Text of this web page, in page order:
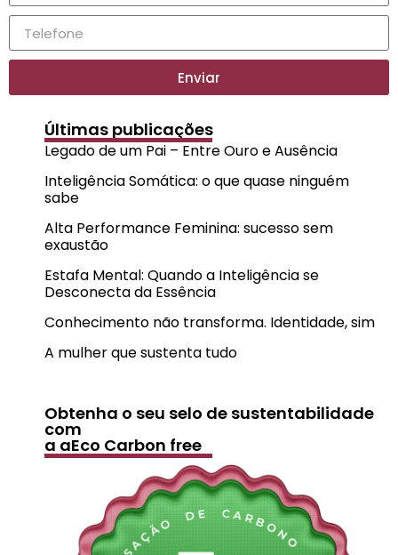
Enviar
Últimas publicações
Legado de um Pai – Entre Ouro e Ausência
Inteligência Somática: o que quase ninguém
sabe
Alta Performance Feminina: sucesso sem
exaustão
Estafa Mental: Quando a Inteligência se
Desconecta da Essência
Conhecimento não transforma. Identidade, sim
A mulher que sustenta tudo
Obtenha o seu selo de sustentabilidade
com
a aEco Carbon free